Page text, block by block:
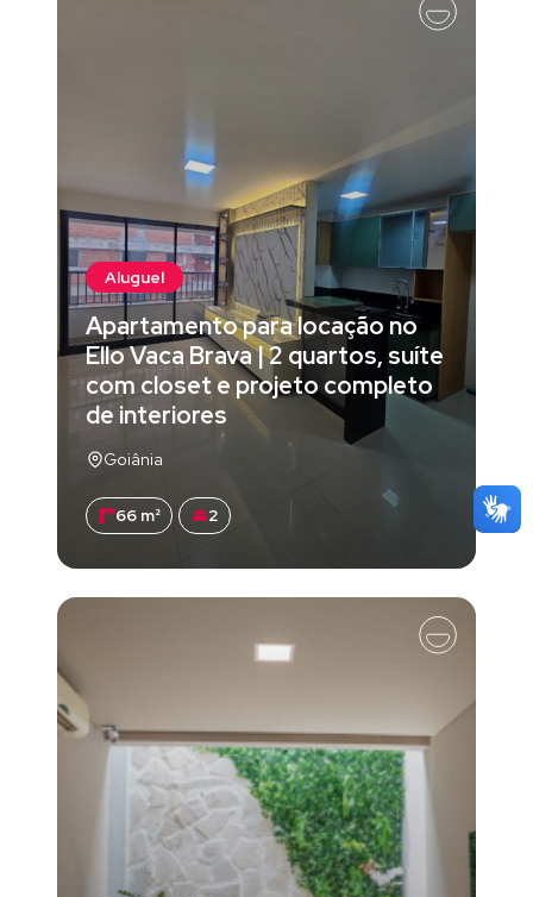
Aluguel
Apartamento para locação no
Ello Vaca Brava | 2 quartos, suíte
com closet e projeto completo
de interiores
Goiânia
66 m² 2